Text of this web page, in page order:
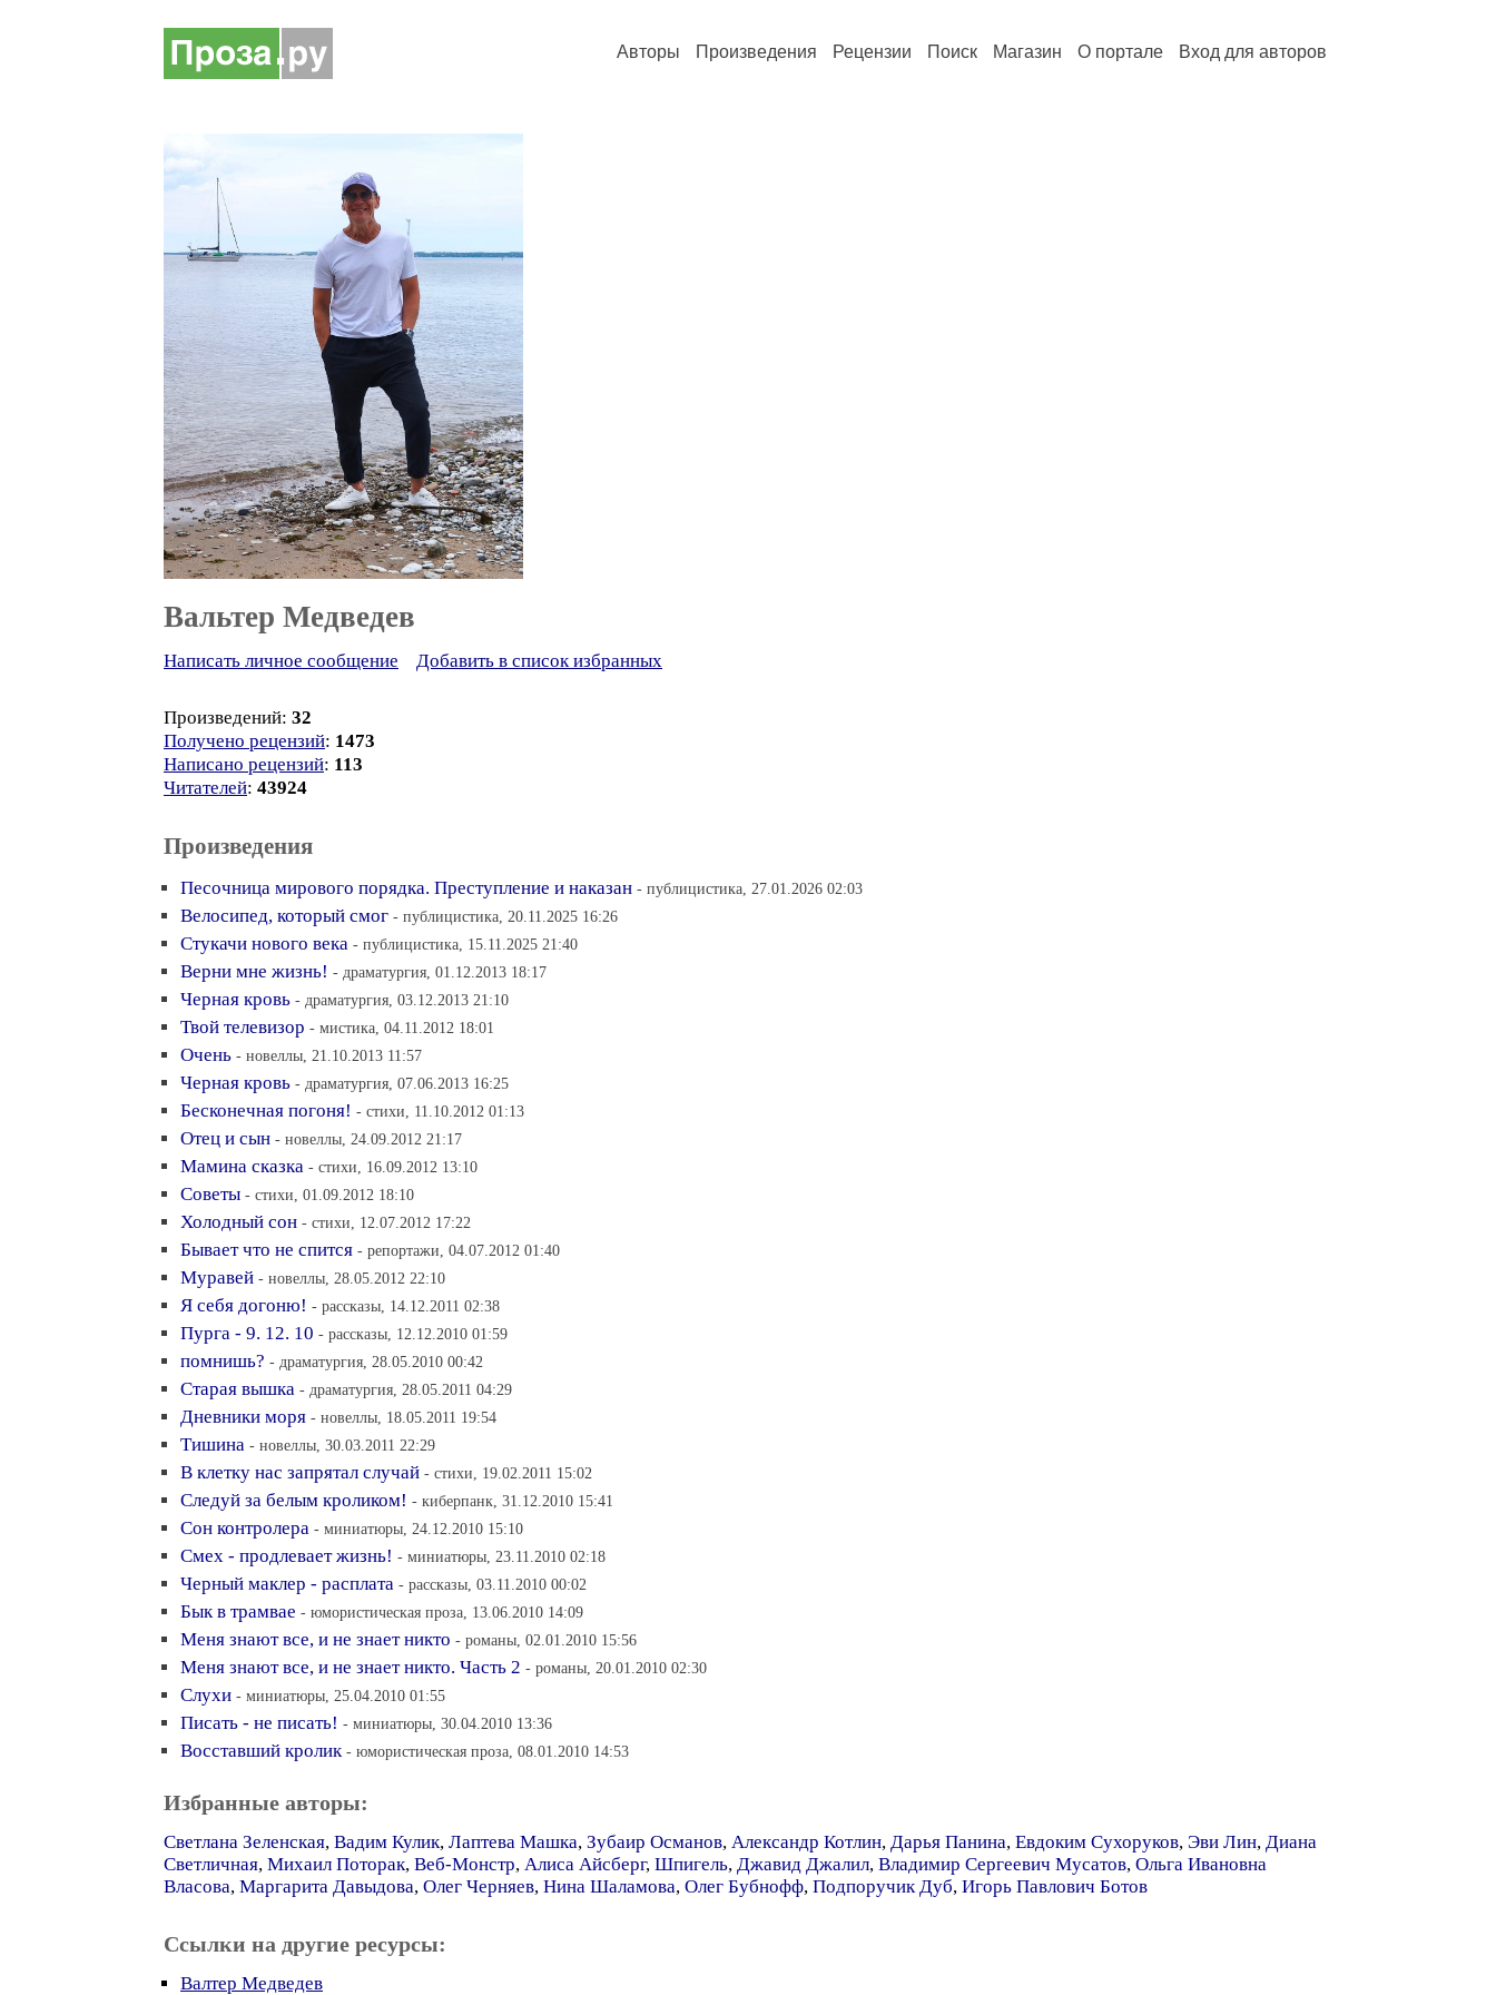
Авторы Произведения Рецензии Поиск Магазин О портале Вход для авторов
Вальтер Медведев
Написать личное сообщение Добавить в список избранных
Произведений: 32
Получено рецензий: 1473
Написано рецензий: 113
Читателей: 43924
Произведения
Песочница мирового порядка. Преступление и наказан - публицистика, 27.01.2026 02:03
Велосипед, который смог - публицистика, 20.11.2025 16:26
Стукачи нового века - публицистика, 15.11.2025 21:40
Верни мне жизнь! - драматургия, 01.12.2013 18:17
Черная кровь - драматургия, 03.12.2013 21:10
Твой телевизор - мистика, 04.11.2012 18:01
Очень - новеллы, 21.10.2013 11:57
Черная кровь - драматургия, 07.06.2013 16:25
Бесконечная погоня! - стихи, 11.10.2012 01:13
Отец и сын - новеллы, 24.09.2012 21:17
Мамина сказка - стихи, 16.09.2012 13:10
Советы - стихи, 01.09.2012 18:10
Холодный сон - стихи, 12.07.2012 17:22
Бывает что не спится - репортажи, 04.07.2012 01:40
Муравей - новеллы, 28.05.2012 22:10
Я себя догоню! - рассказы, 14.12.2011 02:38
Пурга - 9. 12. 10 - рассказы, 12.12.2010 01:59
помнишь? - драматургия, 28.05.2010 00:42
Старая вышка - драматургия, 28.05.2011 04:29
Дневники моря - новеллы, 18.05.2011 19:54
Тишина - новеллы, 30.03.2011 22:29
В клетку нас запрятал случай - стихи, 19.02.2011 15:02
Следуй за белым кроликом! - киберпанк, 31.12.2010 15:41
Сон контролера - миниатюры, 24.12.2010 15:10
Смех - продлевает жизнь! - миниатюры, 23.11.2010 02:18
Черный маклер - расплата - рассказы, 03.11.2010 00:02
Бык в трамвае - юмористическая проза, 13.06.2010 14:09
Меня знают все, и не знает никто - романы, 02.01.2010 15:56
Меня знают все, и не знает никто. Часть 2 - романы, 20.01.2010 02:30
Слухи - миниатюры, 25.04.2010 01:55
Писать - не писать! - миниатюры, 30.04.2010 13:36
Восставший кролик - юмористическая проза, 08.01.2010 14:53
Избранные авторы:
Светлана Зеленская, Вадим Кулик, Лаптева Машка, Зубаир Османов, Александр Котлин, Дарья Панина, Евдоким Сухоруков, Эви Лин, Диана
Светличная, Михаил Поторак, Веб-Монстр, Алиса Айсберг, Шпигель, Джавид Джалил, Владимир Сергеевич Мусатов, Ольга Ивановна
Власова, Маргарита Давыдова, Олег Черняев, Нина Шаламова, Олег Бубнофф, Подпоручик Дуб, Игорь Павлович Ботов
Ссылки на другие ресурсы:
Валтер Медведев